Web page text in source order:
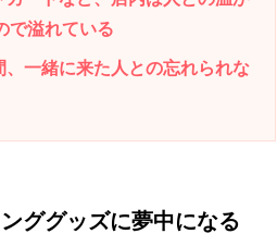
で溢れている
一緒に来た人との忘れられな
ググッズに夢中になる